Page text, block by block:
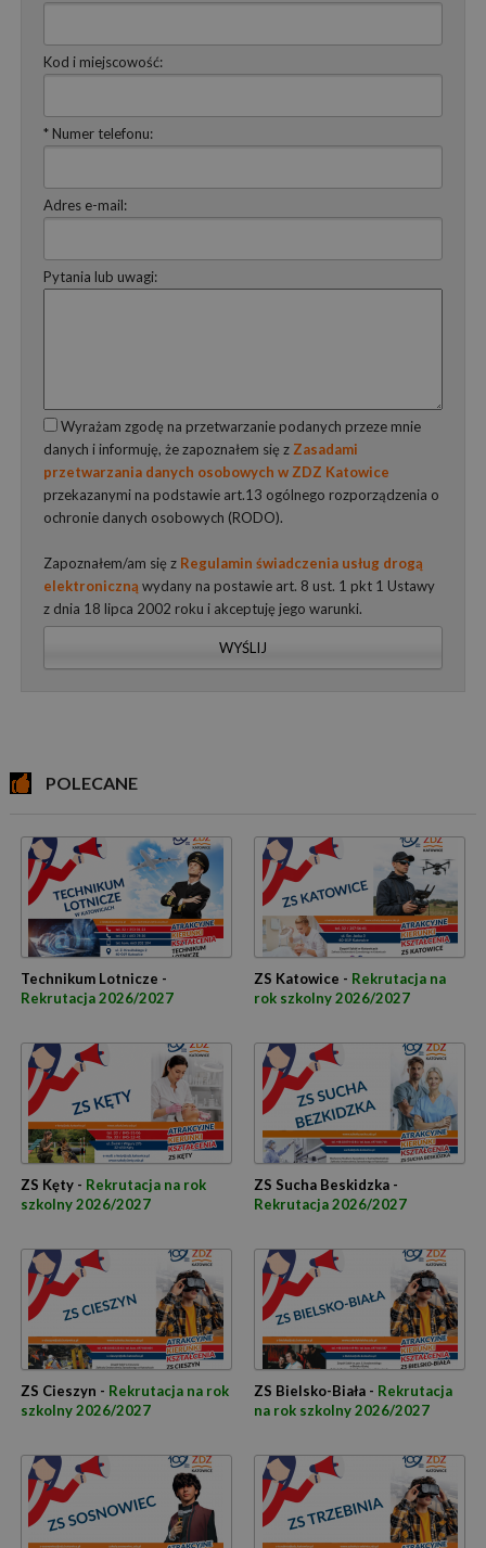
Kod i miejscowość:
* Numer telefonu:
Adres e-mail:
Pytania lub uwagi:
Wyrażam zgodę na przetwarzanie podanych przeze mnie
danych i informuję, że zapoznałem się z Zasadami
przetwarzania danych osobowych w ZDZ Katowice
przekazanymi na podstawie art.13 ogólnego rozporządzenia o
ochronie danych osobowych (RODO).
Zapoznałem/am się z Regulamin świadczenia usług drogą
elektroniczną wydany na postawie art. 8 ust. 1 pkt 1 Ustawy
z dnia 18 lipca 2002 roku i akceptuję jego warunki.
WYŚLIJ
POLECANE
Technikum Lotnicze -
Rekrutacja 2026/2027
ZS Katowice - Rekrutacja na
rok szkolny 2026/2027
ZS Kęty - Rekrutacja na rok
szkolny 2026/2027
ZS Sucha Beskidzka -
Rekrutacja 2026/2027
ZS Cieszyn - Rekrutacja na rok
szkolny 2026/2027
ZS Bielsko-Biała - Rekrutacja
na rok szkolny 2026/2027